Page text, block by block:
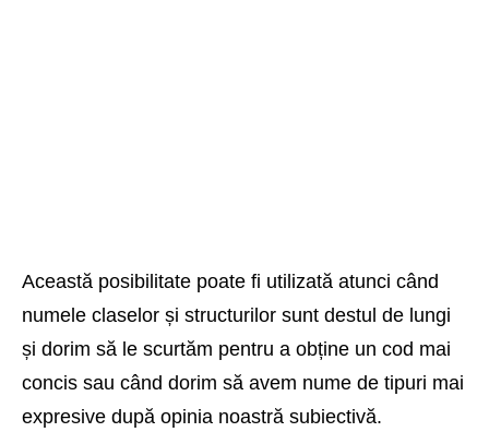
Această posibilitate poate fi utilizată atunci când
numele claselor și structurilor sunt destul de lungi
și dorim să le scurtăm pentru a obține un cod mai
concis sau când dorim să avem nume de tipuri mai
expresive după opinia noastră subiectivă.